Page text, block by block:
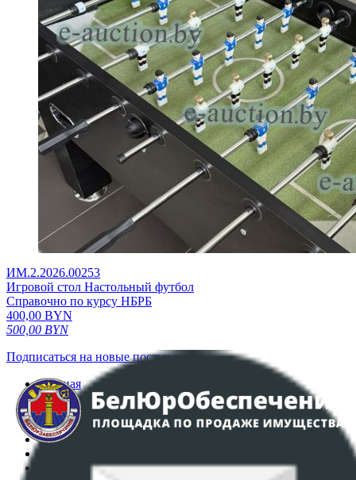
ИМ.2.2026.00253
Игровой стол Настольный футбол
Справочно по курсу НБРБ
400,00 BYN
500,00 BYN
Подписаться на новые поступления
Главная
Аукционы
Интернет-магазин
Регламент организации и проведения торгов
Политика в отношении обработки персональных